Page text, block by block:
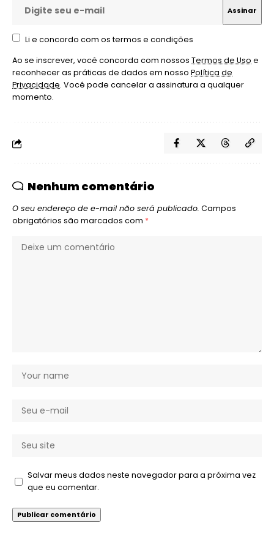
Li e concordo com os termos e condições
Ao se inscrever, você concorda com nossos Termos de Uso e
reconhecer as práticas de dados em nosso Política de
Privacidade. Você pode cancelar a assinatura a qualquer
momento.
Nenhum comentário
O seu endereço de e-mail não será publicado. Campos
obrigatórios são marcados com *
Salvar meus dados neste navegador para a próxima vez
que eu comentar.